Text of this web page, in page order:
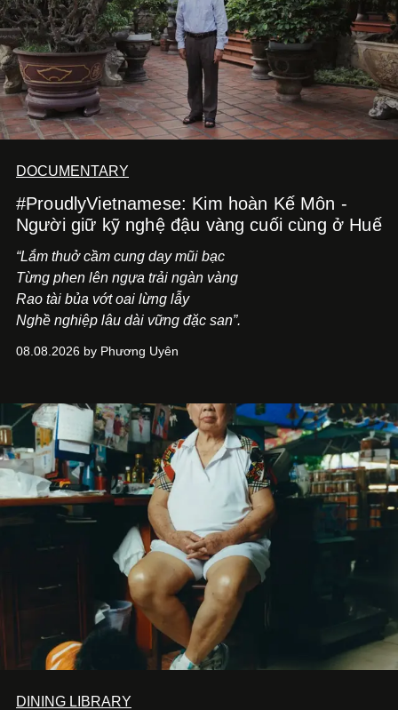
DOCUMENTARY
#ProudlyVietnamese: Kim hoàn Kế Môn -
Người giữ kỹ nghệ đậu vàng cuối cùng ở Huế
“Lắm thuở cầm cung day mũi bạc
Từng phen lên ngựa trải ngàn vàng
Rao tài bủa vớt oai lừng lẫy
Nghề nghiệp lâu dài vững đặc san”.
08.08.2026 by Phương Uyên
DINING LIBRARY